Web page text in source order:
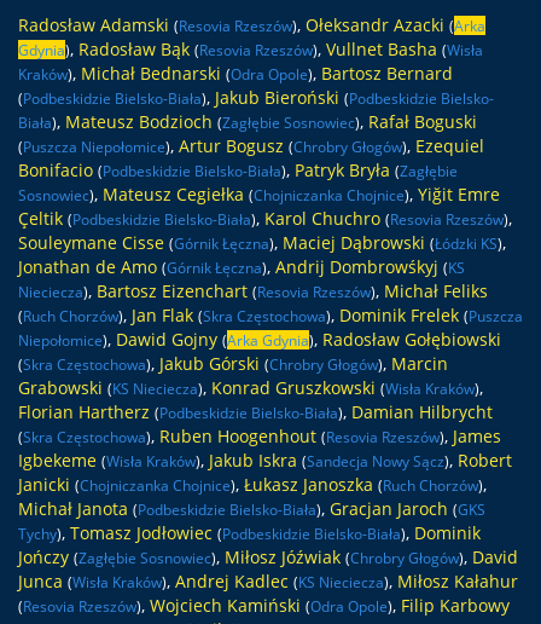
Radosław Adamski (Resovia Rzeszów), Ołeksandr Azacki (Arka
Gdynia), Radosław Bąk (Resovia Rzeszów), Vullnet Basha (Wisła
Kraków), Michał Bednarski (Odra Opole), Bartosz Bernard
(Podbeskidzie Bielsko-Biała), Jakub Bieroński (Podbeskidzie Bielsko-
Biała), Mateusz Bodzioch (Zagłębie Sosnowiec), Rafał Boguski
(Puszcza Niepołomice), Artur Bogusz (Chrobry Głogów), Ezequiel
Bonifacio (Podbeskidzie Bielsko-Biała), Patryk Bryła (Zagłębie
Sosnowiec), Mateusz Cegiełka (Chojniczanka Chojnice), Yiğit Emre
Çeltik (Podbeskidzie Bielsko-Biała), Karol Chuchro (Resovia Rzeszów),
Souleymane Cisse (Górnik Łęczna), Maciej Dąbrowski (Łódzki KS),
Jonathan de Amo (Górnik Łęczna), Andrij Dombrowśkyj (KS
Nieciecza), Bartosz Eizenchart (Resovia Rzeszów), Michał Feliks
(Ruch Chorzów), Jan Flak (Skra Częstochowa), Dominik Frelek (Puszcza
Niepołomice), Dawid Gojny (Arka Gdynia), Radosław Gołębiowski
(Skra Częstochowa), Jakub Górski (Chrobry Głogów), Marcin
Grabowski (KS Nieciecza), Konrad Gruszkowski (Wisła Kraków),
Florian Hartherz (Podbeskidzie Bielsko-Biała), Damian Hilbrycht
(Skra Częstochowa), Ruben Hoogenhout (Resovia Rzeszów), James
Igbekeme (Wisła Kraków), Jakub Iskra (Sandecja Nowy Sącz), Robert
Janicki (Chojniczanka Chojnice), Łukasz Janoszka (Ruch Chorzów),
Michał Janota (Podbeskidzie Bielsko-Biała), Gracjan Jaroch (GKS
Tychy), Tomasz Jodłowiec (Podbeskidzie Bielsko-Biała), Dominik
Jończy (Zagłębie Sosnowiec), Miłosz Jóźwiak (Chrobry Głogów), David
Junca (Wisła Kraków), Andrej Kadlec (KS Nieciecza), Miłosz Kałahur
(Resovia Rzeszów), Wojciech Kamiński (Odra Opole), Filip Karbowy